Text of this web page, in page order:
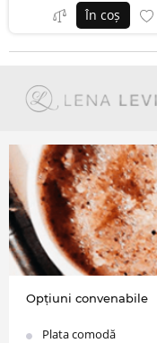
În coș
Opțiuni convenabile
Plata comodă